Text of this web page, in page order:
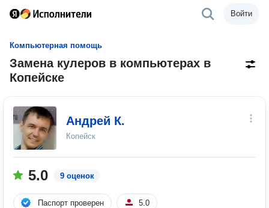
Войти
Компьютерная помощь
Замена кулеров в компьютерах в
Копейске
Андрей К.
Копейск
5.0 9 оценок
Паспорт проверен 5.0